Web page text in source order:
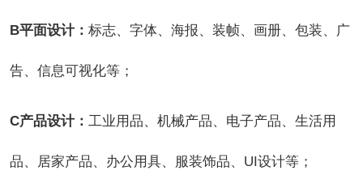
B平面设计： 标志、字体、海报、装帧、画册、包装、广
告、信息可视化等；
C产品设计： 工业用品、机械产品、电子产品、生活用
品、居家产品、办公用具、服装饰品、UI设计等；